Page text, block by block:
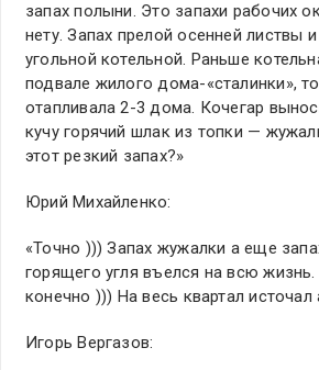
запах полыни. Это запахи рабочих
нету. Запах прелой осенней листвы
угольной котельной. Раньше
подвале жилого дома-«сталинки»,
отапливала 2-3 дома. Кочегар
кучу горячий шлак из топки —
этот резкий запах?»
Юрий Михайленко:
«Точно ))) Запах жужалки а еще
горящего угля въелся на всю
конечно ))) На весь квартал
Игорь Вергазов: